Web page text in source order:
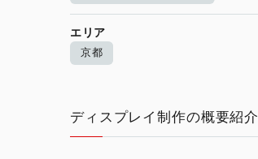
エリア
京都
ディスプレイ制作の概要紹介